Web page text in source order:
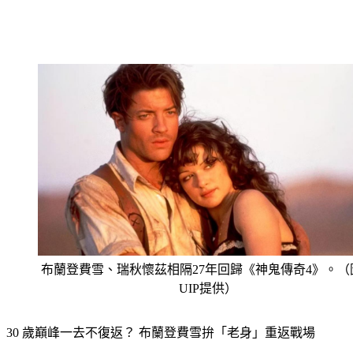
布蘭登費雪、瑞秋懷茲相隔27年回歸《神鬼傳奇4》。（
UIP提供）
30 歲巔峰一去不復返？ 布蘭登費雪拚「老身」重返戰場